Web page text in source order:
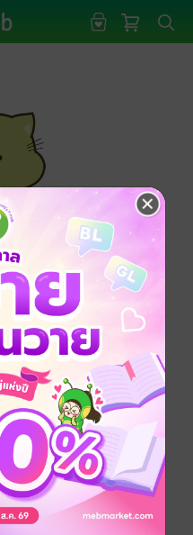
นินรายการด้วยค่ะ
ระบบ